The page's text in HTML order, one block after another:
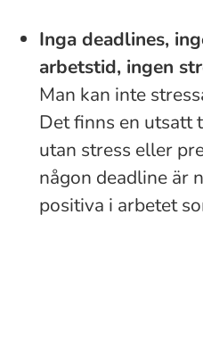
Inga deadlines,
arbetstid, ingen
Man kan inte
Det finns en utsatt
utan stress eller
någon deadline är
positiva i arbetet